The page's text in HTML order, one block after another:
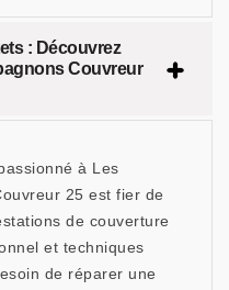
: Découvrez
Couvreur
à Les
25 est fier de
de couverture
et techniques
de réparer une